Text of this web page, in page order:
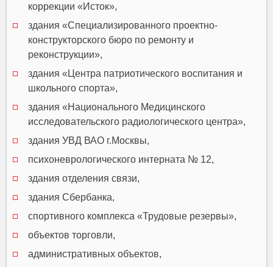
коррекции «Исток»,
здания «Специализированного проектно-
конструкторского бюро по ремонту и
реконструкции»,
здания «Центра патриотического воспитания и
школьного спорта»,
здания «Национального Медицинского
исследовательского радиологического центра»,
здания УВД ВАО г.Москвы,
психоневрологического интерната № 12,
здания отделения связи,
здания Сбербанка,
спортивного комплекса «Трудовые резервы»,
объектов торговли,
административных объектов,